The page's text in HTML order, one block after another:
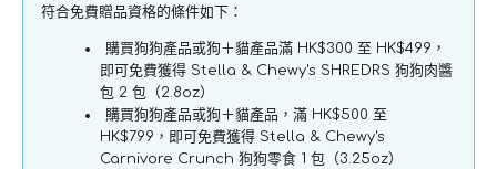
系
系
列
-
散
養
鴨
符合免費贈品資格的條件如下：
購買狗狗產品或狗＋貓產品滿 HK$300 至 HK$499，
即可免費獲得 Stella & Chewy's SHREDRS 狗狗肉醬
包 2 包（2.8oz）
購買狗狗產品或狗＋貓產品，滿 HK$500 至
HK$799，即可免費獲得 Stella & Chewy's
Carnivore Crunch 狗狗零食 1 包（3.25oz）